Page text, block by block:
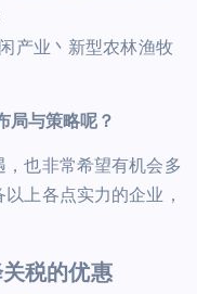
产业丶新型农林渔牧
局与策略呢？
也非常希望有机会多
上各点实力的企业，
税的优惠